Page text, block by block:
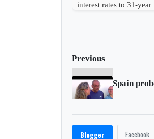
interest rates to 31-year
Previous
Blogger Facebook